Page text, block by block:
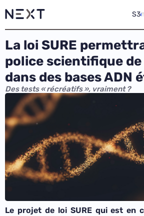
S3
La loi SURE
police scientifique
dans des bases ADN
Des tests « récréatifs », vraiment ?
Le projet de loi SURE qui est en